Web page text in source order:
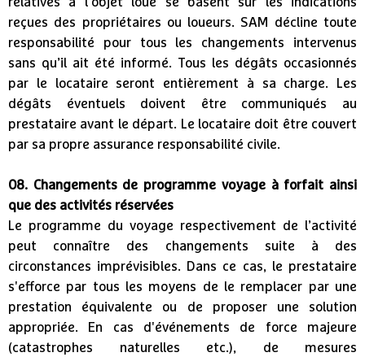
relatives à l’objet loué se basent sur les indications
reçues des propriétaires ou loueurs. SAM décline toute
responsabilité pour tous les changements intervenus
sans qu’il ait été informé. Tous les dégâts occasionnés
par le locataire seront entièrement à sa charge. Les
dégâts éventuels doivent être communiqués au
prestataire avant le départ. Le locataire doit être couvert
par sa propre assurance responsabilité civile.
08. Changements de programme voyage à forfait ainsi
que des activités réservées
Le programme du voyage respectivement de l’activité
peut connaître des changements suite à des
circonstances imprévisibles. Dans ce cas, le prestataire
s'efforce par tous les moyens de le remplacer par une
prestation équivalente ou de proposer une solution
appropriée. En cas d'événements de force majeure
(catastrophes naturelles etc.), de mesures